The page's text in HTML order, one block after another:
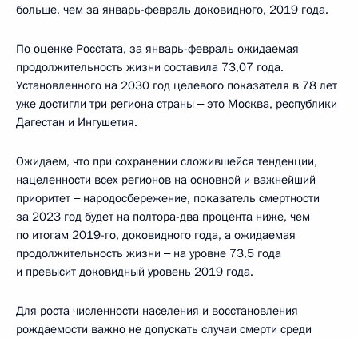
больше, чем за январь-февраль доковидного, 2019 года.
По оценке Росстата, за январь-февраль ожидаемая
продолжительность жизни составила 73,07 года.
Установленного на 2030 год целевого показателя в 78 лет
уже достигли три региона страны ‒ это Москва, республики
Дагестан и Ингушетия.
Ожидаем, что при сохранении сложившейся тенденции,
нацеленности всех регионов на основной и важнейший
приоритет ‒ народосбережение, показатель смертности
за 2023 год будет на полтора-два процента ниже, чем
по итогам 2019-го, доковидного года, а ожидаемая
продолжительность жизни ‒ на уровне 73,5 года
и превысит доковидный уровень 2019 года.
Для роста численности населения и восстановления
рождаемости важно не допускать случаи смерти среди